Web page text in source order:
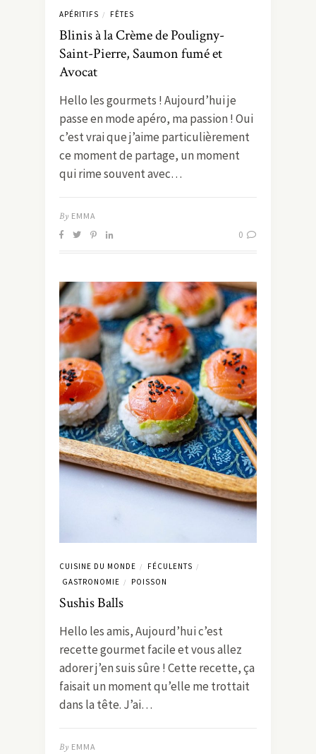
APÉRITIFS / FÊTES
Blinis à la Crème de Pouligny-
Saint-Pierre, Saumon fumé et
Avocat
Hello les gourmets ! Aujourd’hui je
passe en mode apéro, ma passion ! Oui
c’est vrai que j’aime particulièrement
ce moment de partage, un moment
qui rime souvent avec…
By EMMA
0
CUISINE DU MONDE / FÉCULENTS /
GASTRONOMIE / POISSON
Sushis Balls
Hello les amis, Aujourd’hui c’est
recette gourmet facile et vous allez
adorer j’en suis sûre ! Cette recette, ça
faisait un moment qu’elle me trottait
dans la tête. J’ai…
By EMMA